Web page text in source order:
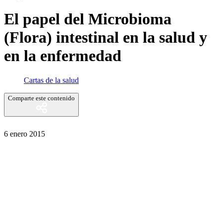
El papel del Microbioma
(Flora) intestinal en la salud y
en la enfermedad
Cartas de la salud
Comparte este contenido
6 enero 2015